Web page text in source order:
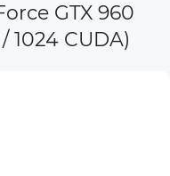
GTX 960
1024 CUDA)